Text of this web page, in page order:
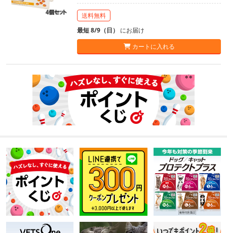
送料無料
最短 8/9（日） にお届け
カートに入れる